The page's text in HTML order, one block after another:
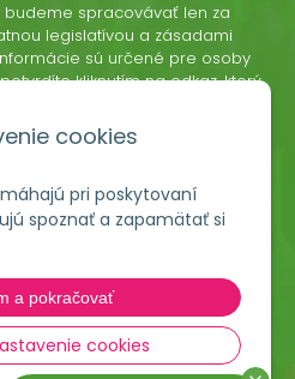
cookies
pri poskytovaní
spoznať a zapamätať si
a pokračovať
cookies
spracovávať len za
legislatívou a zásadami
sú určené pre osoby
kliknutím na odkaz, ktorý
kliknutím na odkaz z
emailu.